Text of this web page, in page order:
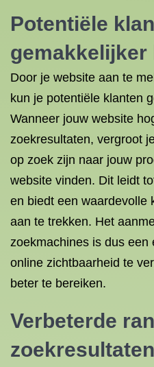
Potentiële
gemakkelijker
Door je website aan te
kun je potentiële klanten
Wanneer jouw website
zoekresultaten, vergroot
op zoek zijn naar jouw
website vinden. Dit leidt
en biedt een waardevolle
aan te trekken. Het
zoekmachines is dus
online zichtbaarheid te
beter te bereiken.
Verbeterde
zoekresultaten